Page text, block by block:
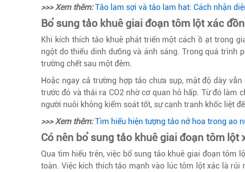
>>> Xem thêm: Tảo lam sợi và tảo lam hat: Cách nhận
Bổ sung tảo khuê giai đoạn tôm lột xác
Khi kích thích tảo khuê phát triển một cách ồ ạt trong
ngột do thiếu dinh dưỡng và ánh sáng. Trong quá trình
trường chết sau một đêm.
Hoặc ngay cả trường hợp tảo chưa sụp, mật độ dày
trước đó và thải ra CO2 nhờ cơ quan hô hấp. Từ đó làm
người nuôi không kiểm soát tốt, sự cạnh tranh khốc liệt
>>> Xem thêm: Tìm hiểu hiện tượng tảo nở hoa trong ao
Có nên bổ sung tảo khuê giai đoạn tôm lột
Qua tìm hiểu trên, việc bổ sung tảo khuê giai đoạn tôm
toàn. Việc kích thích tảo mạnh vào lúc tôm lột xác là rủi